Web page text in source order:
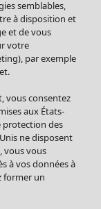
semblables,
à disposition et
et de vous
votre
par exemple
vous consentez
aux États-
protection des
ne disposent
vous vous
à vos données à
former un